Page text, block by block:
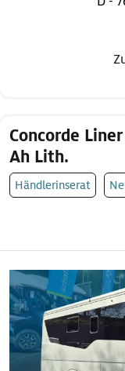
Concorde
Ah Lith.
Händlerinserat